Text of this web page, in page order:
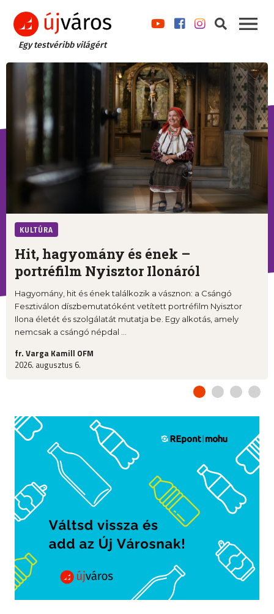
Egy testvéribb világért
KULTÚRA
Hit, hagyomány és ének –
portréfilm Nyisztor Ilonáról
Hagyomány, hit és ének találkozik a vásznon: a Csángó
Fesztiválon díszbemutatóként vetített portréfilm Nyisztor
Ilona életét és szolgálatát mutatja be. Egy alkotás, amely
nemcsak a csángó népdal ...
fr. Varga Kamill OFM
2026. augusztus 6.